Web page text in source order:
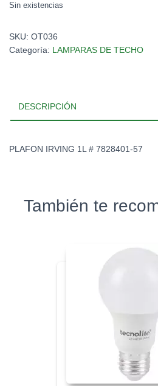
Sin existencias
SKU: OT036
Categoría: LAMPARAS DE TECHO
DESCRIPCIÓN
PLAFON IRVING 1L # 7828401-57
También te